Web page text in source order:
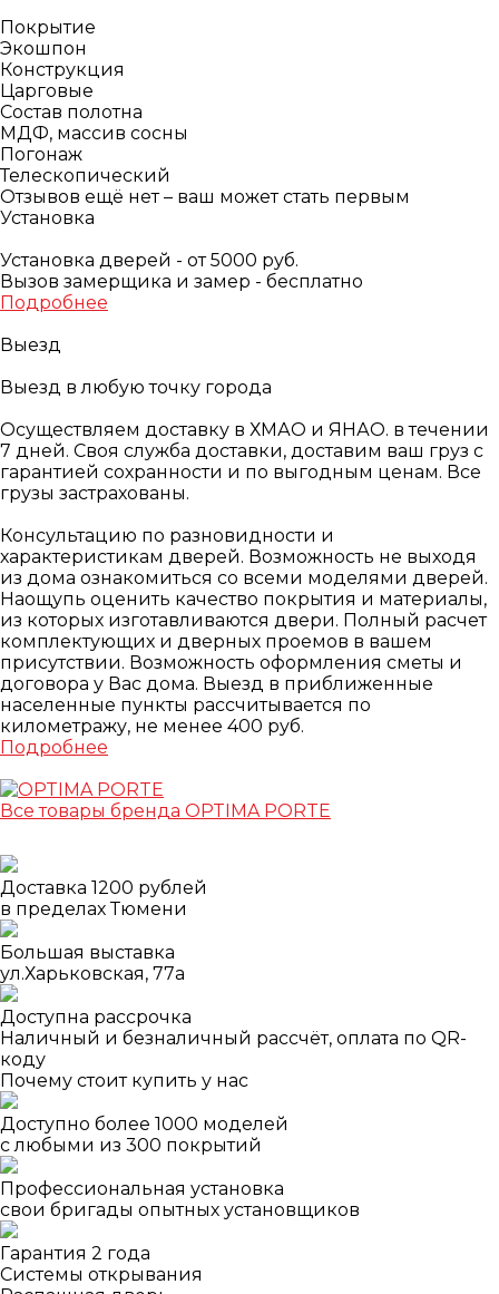
Покрытие
Экошпон
Конструкция
Царговые
Состав полотна
МДФ, массив сосны
Погонаж
Телескопический
Отзывов ещё нет – ваш может стать первым
Установка
Установка дверей - от 5000 руб.
Вызов замерщика и замер - бесплатно
Подробнее
Выезд
Выезд в любую точку города
Осуществляем доставку в ХМАО и ЯНАО. в течении
7 дней. Своя служба доставки, доставим ваш груз с
гарантией сохранности и по выгодным ценам. Все
грузы застрахованы.
Консультацию по разновидности и
характеристикам дверей. Возможность не выходя
из дома ознакомиться со всеми моделями дверей.
Наощупь оценить качество покрытия и материалы,
из которых изготавливаются двери. Полный расчет
комплектующих и дверных проемов в вашем
присутствии. Возможность оформления сметы и
договора у Вас дома. Выезд в приближенные
населенные пункты рассчитывается по
километражу, не менее 400 руб.
Подробнее
Все товары бренда OPTIMA PORTE
Доставка 1200 рублей
в пределах Тюмени
Большая выставка
ул.Харьковская, 77а
Доступна рассрочка
Наличный и безналичный рассчёт, оплата по QR-
коду
Почему стоит купить у нас
Доступно более 1000 моделей
с любыми из 300 покрытий
Профессиональная установка
свои бригады опытных установщиков
Гарантия 2 года
Системы открывания